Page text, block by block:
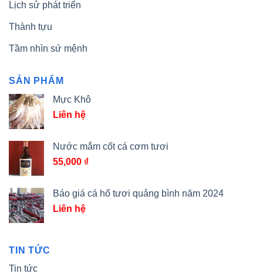
Lịch sử phát triển
Thành tựu
Tầm nhìn sứ mệnh
SẢN PHẨM
Mực Khô
Liên hệ
Nước mắm cốt cá cơm tươi
55,000 ₫
Báo giá cá hố tươi quảng bình năm 2024
Liên hệ
TIN TỨC
Tin tức